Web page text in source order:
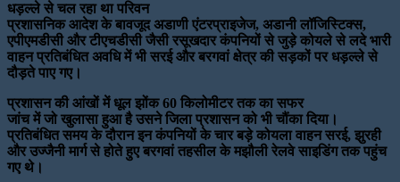
धड़ल्ले से चल रहा था परिवन
प्रशासनिक आदेश के बावजूद अडाणी एंटरप्राइजेज, अडानी लॉजिस्टिक्स,
एपीएमडीसी और टीएचडीसी जैसी रसूखदार कंपनियों से जुड़े कोयले से लदे भारी
वाहन प्रतिबंधित अवधि में भी सरई और बरगवां क्षेत्र की सड़कों पर धड़ल्ले से
दौड़ते पाए गए।
प्रशासन की आंखों में धूल झोंक 60 किलोमीटर तक का सफर
जांच में जो खुलासा हुआ है उसने जिला प्रशासन को भी चौंका दिया।
प्रतिबंधित समय के दौरान इन कंपनियों के चार बड़े कोयला वाहन सरई, झुरही
और उज्जैनी मार्ग से होते हुए बरगवां तहसील के मझौली रेलवे साइडिंग तक पहुंच
गए थे।